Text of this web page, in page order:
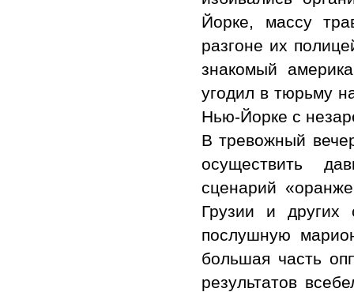
Йорке, массу
разгоне их
знакомый
угодил в тюрьму
Нью-Йорке с
В тревожный
осуществить
сценарий
Грузии и других
послушную
большая часть
результатов